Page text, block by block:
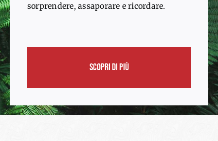
sorprendere, assaporare e ricordare.
SCOPRI DI PIÙ